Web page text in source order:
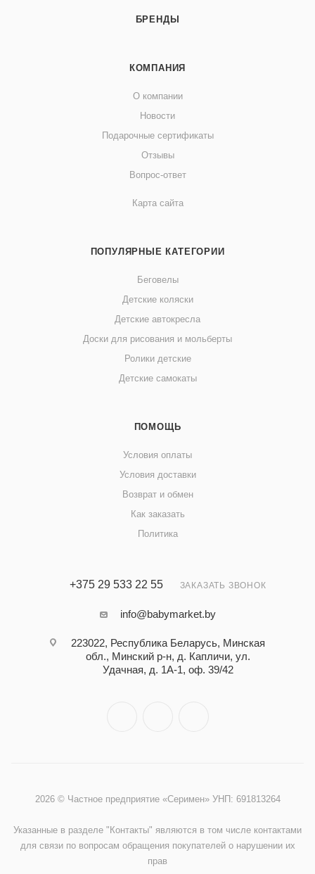
БРЕНДЫ
КОМПАНИЯ
О компании
Новости
Подарочные сертификаты
Отзывы
Вопрос-ответ
Карта сайта
ПОПУЛЯРНЫЕ КАТЕГОРИИ
Беговелы
Детские коляски
Детские автокресла
Доски для рисования и мольберты
Ролики детские
Детские самокаты
ПОМОЩЬ
Условия оплаты
Условия доставки
Возврат и обмен
Как заказать
Политика
+375 29 533 22 55 ЗАКАЗАТЬ ЗВОНОК
info@babymarket.by
223022, Республика Беларусь, Минская
обл., Минский р-н, д. Капличи, ул.
Удачная, д. 1А-1, оф. 39/42
2026 © Частное предприятие «Серимен» УНП: 691813264
Указанные в разделе "Контакты" являются в том числе контактами
для связи по вопросам обращения покупателей о нарушении их
прав